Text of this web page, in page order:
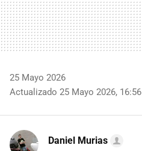
25 Mayo 2026
Actualizado 25 Mayo 2026, 16:56
Daniel Murias